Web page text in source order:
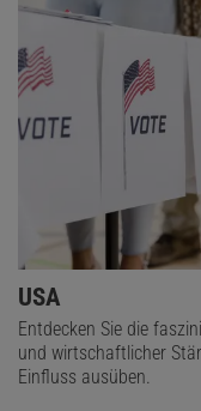
USA
Entdecken Sie die
und wirtschaftlicher
Einfluss ausüben.